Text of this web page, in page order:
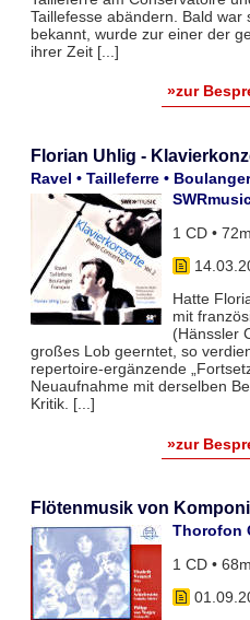
Taillefesse abändern. Bald war
bekannt, wurde zur einer der
ihrer Zeit [...]
»zur
Florian Uhlig -
Ravel • Tailleferre •
1 CD •
Hatte
mit
(Hänssler
großes Lob geerntet, so
repertoire-ergänzende
Neuaufnahme mit derselben
Kritik. [...]
»zur
Flötenmusik von
Thorofon
1 CD •